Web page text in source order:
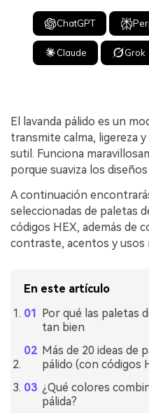
ChatGPT
Claude Grok
El lavanda pálido es un
transmite calma, ligereza
sutil. Funciona
porque suaviza los
A continuación
seleccionadas de paletas
códigos HEX, además de
contraste, acentos y usos
En este artículo
Por qué las paletas
tan bien
Más de 20 ideas de
pálido (con códigos
¿Qué colores
pálida?